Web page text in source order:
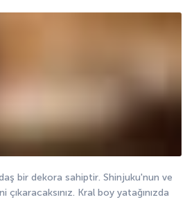
bir dekora sahiptir. Shinjuku'nun ve
Kral boy yatağınızda